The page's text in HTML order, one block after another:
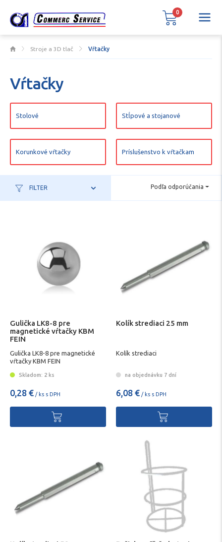
Stroje a 3D tlač Vŕtačky
Vŕtačky
Stolové Stĺpové a stojanové
Korunkové vŕtačky Príslušenstvo k vŕtačkam
FILTER Podľa odporúčania
Gulička LK8-8 pre
magnetické vŕtačky KBM
FEIN
Gulička LK8-8 pre magnetické
vŕtačky KBM FEIN
Skladom: 2 ks
0,28 € / ks s DPH
Kolík strediaci 25 mm
Kolík strediaci
na objednávku 7 dní
6,08 € / ks s DPH
0